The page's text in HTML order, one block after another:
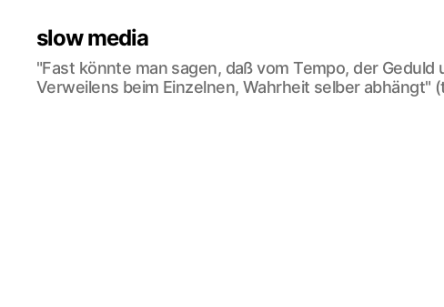
slow media
"Fast könnte man sagen, daß vom Tempo, der Geduld
Verweilens beim Einzelnen, Wahrheit selber abhängt"